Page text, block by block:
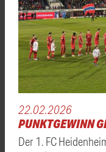
22.02.2026
PUNKTGEWINN
Der 1. FC